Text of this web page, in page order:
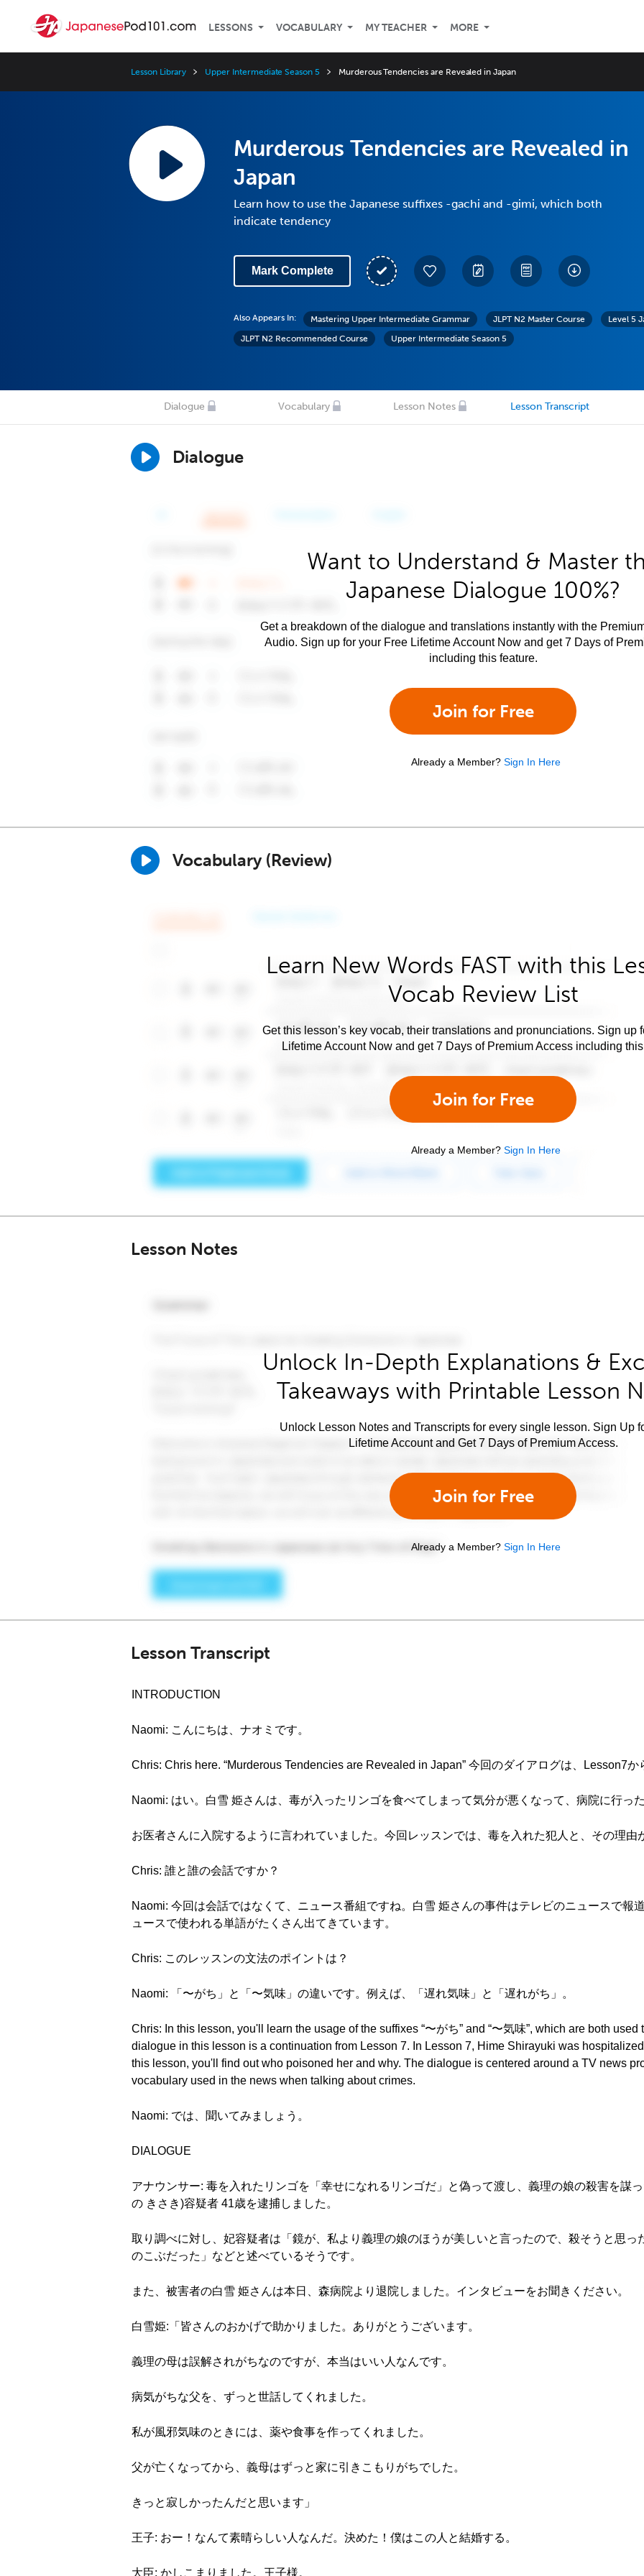
LESSONS VOCABULARY MY TEACHER MORE
Lesson Library Upper Intermediate Season 5 Murderous Tendencies are Revealed in Japan
Murderous Tendencies are Revealed in
Japan
Learn how to use the Japanese suffixes -gachi and -gimi, which both
indicate tendency
Mark Complete
Also Appears In: Mastering Upper Intermediate Grammar JLPT N2 Master Course
Level 5
JLPT N2 Recommended Course
Upper Intermediate Season 5
Dialogue Vocabulary Lesson Notes Lesson Transcript
Dialogue
Want to Understand & Master
Japanese Dialogue 100%?
Get a breakdown of the dialogue and translations instantly with the
Audio. Sign up for your Free Lifetime Account Now and get 7 Days of
including this feature.
Join for Free
Already a Member? Sign In Here
Vocabulary (Review)
Learn New Words FAST with this
Vocab Review List
Get this lesson’s key vocab, their translations and pronunciations. Sign up
Lifetime Account Now and get 7 Days of Premium Access including
Join for Free
Already a Member? Sign In Here
Lesson Notes
Unlock In-Depth Explanations &
Takeaways with Printable Lesson
Unlock Lesson Notes and Transcripts for every single lesson. Sign Up
Lifetime Account and Get 7 Days of Premium Access.
Join for Free
Already a Member? Sign In Here
Lesson Transcript
INTRODUCTION
Naomi: こんにちは、ナオミです。
Chris: Chris here. “Murderous Tendencies are Revealed in Japan” 今回のダイアログは、Lesson7か
Naomi: はい。白雪 姫さんは、毒が入ったリンゴを食べてしまって気分が悪くなって、病院に行っ
お医者さんに入院するように言われていました。今回レッスンでは、毒を入れた犯人と、その理由
Chris: 誰と誰の会話ですか？
Naomi: 今回は会話ではなくて、ニュース番組ですね。白雪 姫さんの事件はテレビのニュースで報
ュースで使われる単語がたくさん出てきています。
Chris: このレッスンの文法のポイントは？
Naomi: 「〜がち」と「〜気味」の違いです。例えば、「遅れ気味」と「遅れがち」。
Chris: In this lesson, you'll learn the usage of the suffixes “〜がち” and “〜気味”, which are both
dialogue in this lesson is a continuation from Lesson 7. In Lesson 7, Hime Shirayuki was
this lesson, you'll find out who poisoned her and why. The dialogue is centered around a TV news
vocabulary used in the news when talking about crimes.
Naomi: では、聞いてみましょう。
DIALOGUE
アナウンサー: 毒を入れたリンゴを「幸せになれるリンゴだ」と偽って渡し、義理の娘の殺害を謀
の きさき)容疑者 41歳を逮捕しました。
取り調べに対し、妃容疑者は「鏡が、私より義理の娘のほうが美しいと言ったので、殺そうと思っ
のこぶだった」などと述べているそうです。
また、被害者の白雪 姫さんは本日、森病院より退院しました。インタビューをお聞きください。
白雪姫:「皆さんのおかげで助かりました。ありがとうございます。
義理の母は誤解されがちなのですが、本当はいい人なんです。
病気がちな父を、ずっと世話してくれました。
私が風邪気味のときには、薬や食事を作ってくれました。
父が亡くなってから、義母はずっと家に引きこもりがちでした。
きっと寂しかったんだと思います」
王子: おー！なんて素晴らしい人なんだ。決めた！僕はこの人と結婚する。
大臣: かしこまりました。王子様。